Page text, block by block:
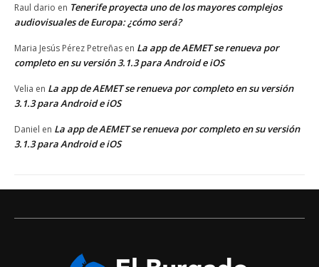
Raul dario en Tenerife proyecta uno de los mayores complejos
audiovisuales de Europa: ¿cómo será?
Maria Jesús Pérez Petreñas en La app de AEMET se renueva por
completo en su versión 3.1.3 para Android e iOS
Velia en La app de AEMET se renueva por completo en su versión
3.1.3 para Android e iOS
Daniel en La app de AEMET se renueva por completo en su versión
3.1.3 para Android e iOS